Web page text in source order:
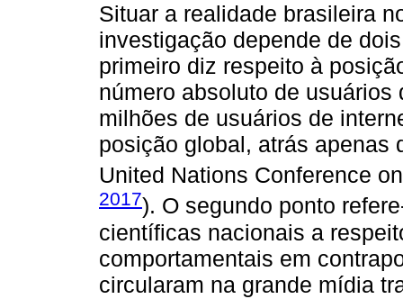
Situar a realidade brasileira
investigação depende de
primeiro diz respeito à
número absoluto de
milhões de usuários de
posição global, atrás apenas
United Nations Conference
2017). O segundo ponto
científicas nacionais a
comportamentais em
circularam na grande mídia